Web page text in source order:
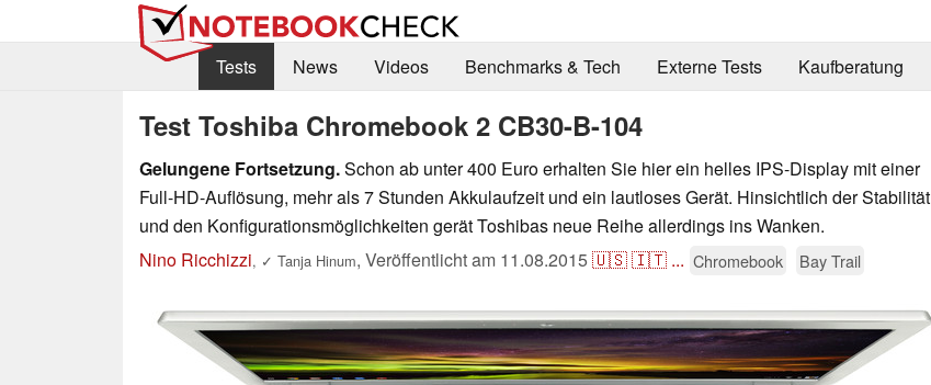
Tests
News Videos Benchmarks & Tech Externe Tests Kaufberatung
Test Toshiba Chromebook 2 CB30-B-104
Gelungene Fortsetzung.Schon ab unter 400 Euro erhalten Sie hier ein helles IPS-Display mit einer
Full-HD-Auflösung, mehr als 7 Stunden Akkulaufzeit und ein lautloses Gerät. Hinsichtlich der Stabilität
und den Konfigurationsmöglichkeiten gerät Toshibas neue Reihe allerdings ins Wanken.
Nino Ricchizzi, ✓ Tanja Hinum, Veröffentlicht am 11.08.2015🇺🇸🇮🇹 ... Chromebook Bay Trail